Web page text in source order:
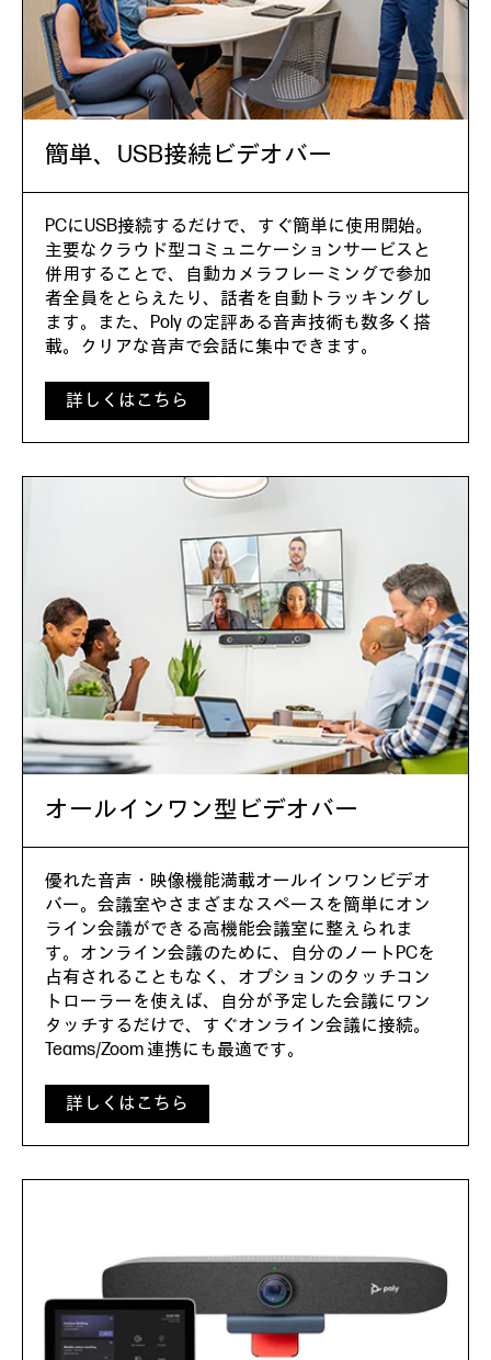
簡単、USB接続ビデオバー
PCにUSB接続するだけで、すぐ簡単に使用開始。
主要なクラウド型コミュニケーションサービスと
併用することで、自動カメラフレーミングで参加
者全員をとらえたり、話者を自動トラッキングし
ます。また、Poly の定評ある音声技術も数多く搭
載。クリアな音声で会話に集中できます。
詳しくはこちら
オールインワン型ビデオバー
優れた音声・映像機能満載オールインワンビデオ
バー。会議室やさまざまなスペースを簡単にオン
ライン会議ができる高機能会議室に整えられま
す。オンライン会議のために、自分のノートPCを
占有されることもなく、オプションのタッチコン
トローラーを使えば、自分が予定した会議にワン
タッチするだけで、すぐオンライン会議に接続。
Teams/Zoom 連携にも最適です。
詳しくはこちら